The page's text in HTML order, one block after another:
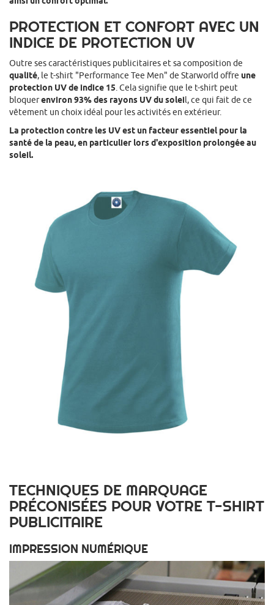
PROTECTION ET CONFORT AVEC UN
INDICE DE PROTECTION UV
Outre ses caractéristiques publicitaires et sa composition de
qualité, le t-shirt "Performance Tee Men" de Starworld offre une
protection UV de indice 15 . Cela signifie que le t-shirt peut
bloquerenviron 93% des rayons UV du soleil, ce qui fait de ce
vêtement un choix idéal pour les activités en extérieur.
La protection contre les UV est un facteur essentiel pour la
santé de la peau, en particulier lors d'exposition prolongée au
soleil.
TECHNIQUES DE MARQUAGE
PRÉCONISÉES POUR VOTRE T-SHIRT
PUBLICITAIRE
IMPRESSION NUMÉRIQUE